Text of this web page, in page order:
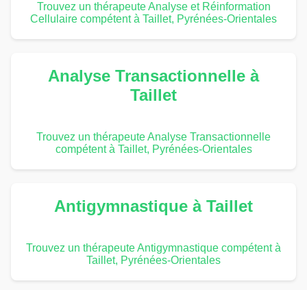
Trouvez un thérapeute Analyse et Réinformation
Cellulaire compétent à Taillet, Pyrénées-Orientales
Analyse Transactionnelle à
Taillet
Trouvez un thérapeute Analyse Transactionnelle
compétent à Taillet, Pyrénées-Orientales
Antigymnastique à Taillet
Trouvez un thérapeute Antigymnastique compétent à
Taillet, Pyrénées-Orientales